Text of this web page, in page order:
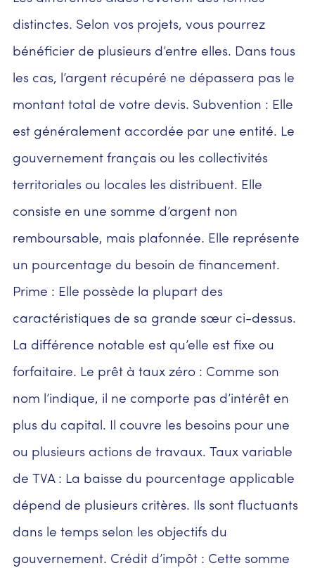
distinctes. Selon vos projets, vous pourrez
bénéficier de plusieurs d’entre elles. Dans tous
les cas, l’argent récupéré ne dépassera pas le
montant total de votre devis. Subvention : Elle
est généralement accordée par une entité. Le
gouvernement français ou les collectivités
territoriales ou locales les distribuent. Elle
consiste en une somme d’argent non
remboursable, mais plafonnée. Elle représente
un pourcentage du besoin de financement.
Prime : Elle possède la plupart des
caractéristiques de sa grande sœur ci-dessus.
La différence notable est qu’elle est fixe ou
forfaitaire. Le prêt à taux zéro : Comme son
nom l’indique, il ne comporte pas d’intérêt en
plus du capital. Il couvre les besoins pour une
ou plusieurs actions de travaux. Taux variable
de TVA : La baisse du pourcentage applicable
dépend de plusieurs critères. Ils sont fluctuants
dans le temps selon les objectifs du
gouvernement. Crédit d’impôt : Cette somme